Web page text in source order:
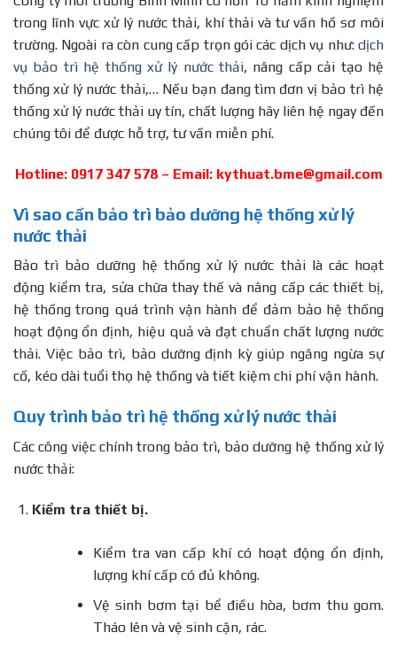
trong lĩnh vực xử lý nước thải, khí thải và tư vấn hồ sơ môi
trường. Ngoài ra còn cung cấp trọn gói các dịch vụ như: dịch
vụ bảo trì hệ thống xử lý nước thải, nâng cấp cải tạo hệ
thống xử lý nước thải,… Nếu bạn đang tìm đơn vị bảo trì hệ
thống xử lý nước thải uy tín, chất lượng hãy liên hệ ngay đến
chúng tôi để được hỗ trợ, tư vấn miễn phí.
Hotline: 0917 347 578 – Email: kythuat.bme@gmail.com
Vì sao cần bảo trì bảo dưỡng hệ thống xử lý
nước thải
Bảo trì bảo dưỡng hệ thống xử lý nước thải là các hoạt
động kiểm tra, sửa chữa thay thế và nâng cấp các thiết bị,
hệ thống trong quá trình vận hành để đảm bảo hệ thống
hoạt động ổn định, hiệu quả và đạt chuẩn chất lượng nước
thải. Việc bảo trì, bảo dưỡng định kỳ giúp ngăng ngừa sự
cố, kéo dài tuổi thọ hệ thống và tiết kiệm chi phí vận hành.
Quy trình bảo trì hệ thống xử lý nước thải
Các công việc chính trong bảo trì, bảo dưỡng hệ thống xử lý
nước thải:
Kiểm tra thiết bị.
Kiểm tra van cấp khí có hoạt động ổn định,
lượng khí cấp có đủ không.
Vệ sinh bơm tại bể điều hòa, bơm thu gom.
Tháo lên và vệ sinh cặn, rác.